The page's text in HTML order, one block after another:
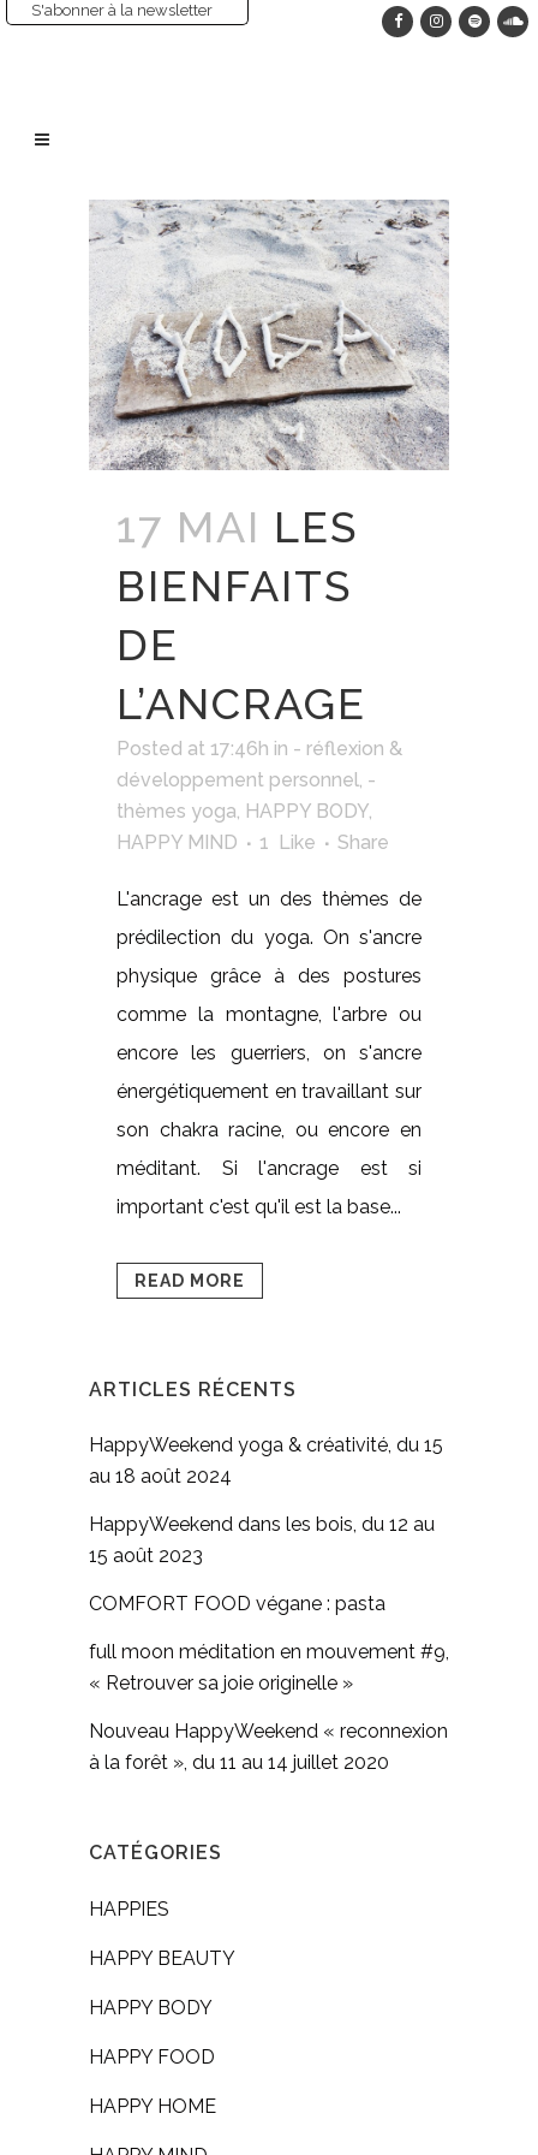
S'abonner à la newsletter
17 MAI LES
BIENFAITS
DE
L’ANCRAGE
Posted at 17:46h in - réflexion &
développement personnel, -
thèmes yoga, HAPPY BODY,
HAPPY MIND
1 Like Share
L'ancrage est un des thèmes de
prédilection du yoga. On s'ancre
physique grâce à des postures
comme la montagne, l'arbre ou
encore les guerriers, on s'ancre
énergétiquement en travaillant sur
son chakra racine, ou encore en
méditant. Si l'ancrage est si
important c'est qu'il est la base...
READ MORE
ARTICLES RÉCENTS
HappyWeekend yoga & créativité, du 15
au 18 août 2024
HappyWeekend dans les bois, du 12 au
15 août 2023
COMFORT FOOD végane : pasta
full moon méditation en mouvement #9,
« Retrouver sa joie originelle »
Nouveau HappyWeekend « reconnexion
à la forêt », du 11 au 14 juillet 2020
CATÉGORIES
HAPPIES
HAPPY BEAUTY
HAPPY BODY
HAPPY FOOD
HAPPY HOME